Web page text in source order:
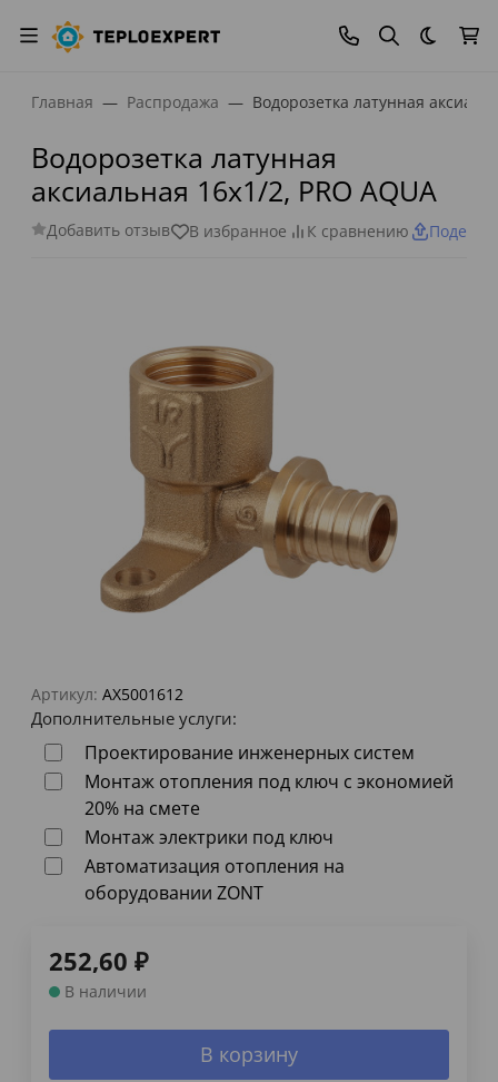
Темная
Главная Распродажа Водорозетка латунная
Водорозетка латунная
аксиальная 16x1/2, PRO AQUA
Добавить отзыв В избранное К сравнению
Артикул: AX5001612
Дополнительные услуги:
Проектирование инженерных систем
Монтаж отопления под ключ с экономией
20% на смете
Монтаж электрики под ключ
Автоматизация отопления на
оборудовании ZONT
252,60 ₽
В наличии
В корзину